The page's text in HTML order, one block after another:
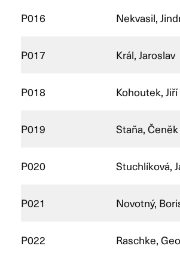
P016 Nekvasil,
P017 Král, Jaroslav
P018 Kohoutek, Jiří
P019 Staňa, Čeněk
P020 Stuchlíková,
P021 Novotný,
P022 Raschke,